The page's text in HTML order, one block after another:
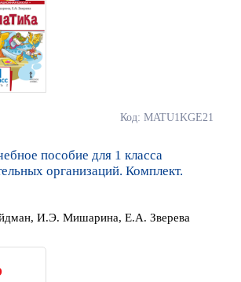
Код: MATU1KGE21
пособие для 1 класса
организаций. Комплект.
И.Э. Мишарина, Е.А. Зверева